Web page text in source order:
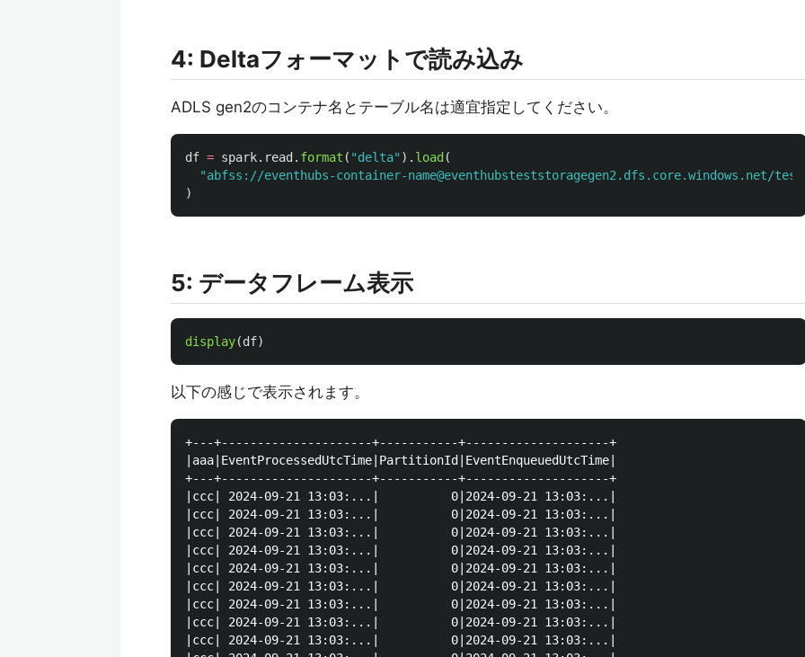
4: Deltaフォーマットで読み込み
ADLS gen2のコンテナ名とテーブル名は適宜指定してください。
df = spark. read . format ( "delta" ). load (
"abfss://eventhubs-container-name@eventhubsteststoragegen2.dfs.core.windows.net/test-
)
5: データフレーム表示
display(df)
以下の感じで表示されます。
+---+---------------------+-----------+--------------------+
|aaa|EventProcessedUtcTime|PartitionId|EventEnqueuedUtcTime|
+---+---------------------+-----------+--------------------+
|ccc| 2024-09-21 13:03:...|          0|2024-09-21 13:03:...|
|ccc| 2024-09-21 13:03:...|          0|2024-09-21 13:03:...|
|ccc| 2024-09-21 13:03:...|          0|2024-09-21 13:03:...|
|ccc| 2024-09-21 13:03:...|          0|2024-09-21 13:03:...|
|ccc| 2024-09-21 13:03:...|          0|2024-09-21 13:03:...|
|ccc| 2024-09-21 13:03:...|          0|2024-09-21 13:03:...|
|ccc| 2024-09-21 13:03:...|          0|2024-09-21 13:03:...|
|ccc| 2024-09-21 13:03:...|          0|2024-09-21 13:03:...|
|ccc| 2024-09-21 13:03:...|          0|2024-09-21 13:03:...|